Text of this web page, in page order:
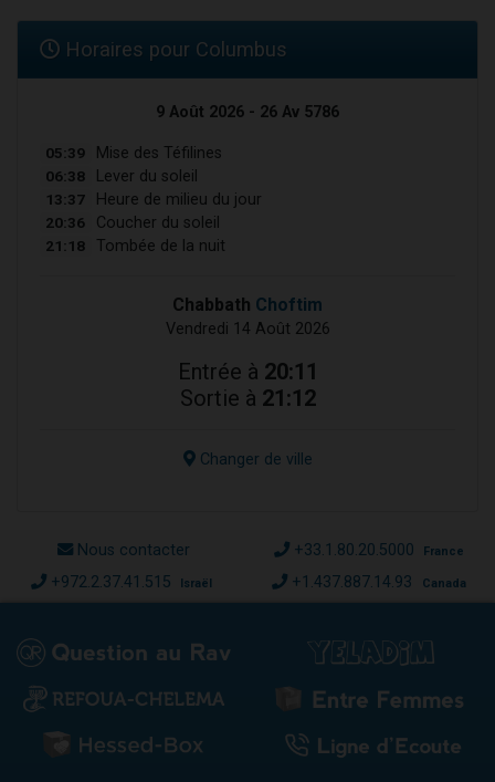
Horaires pour Columbus
9 Août 2026 - 26 Av 5786
05:39 Mise des Téfilines
06:38 Lever du soleil
13:37 Heure de milieu du jour
20:36 Coucher du soleil
21:18 Tombée de la nuit
Chabbath Choftim
Vendredi 14 Août 2026
Entrée à 20:11
Sortie à 21:12
Changer de ville
Nous contacter +33.1.80.20.5000 France
+972.2.37.41.515 Israël +1.437.887.14.93 Canada